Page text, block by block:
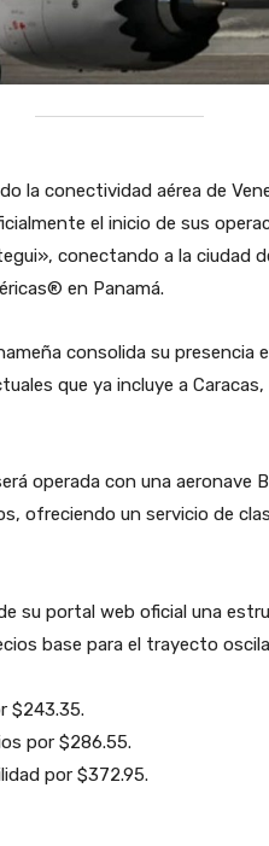
la conectividad aérea de
el inicio de sus
conectando a la ciudad
en Panamá.
consolida su presencia
que ya incluye a
operada con una aeronave
ofreciendo un servicio de
su portal web oficial una
base para el trayecto
$243.35.
por $286.55.
por $372.95.